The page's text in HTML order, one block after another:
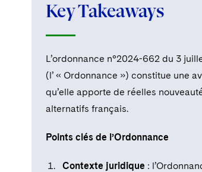
Key Takeaways
L’ordonnance n°2024-662 du 3
(l’ « Ordonnance ») constitue une
qu’elle apporte de réelles
alternatifs français.
Points clés de l’Ordonnance
Contexte juridique :